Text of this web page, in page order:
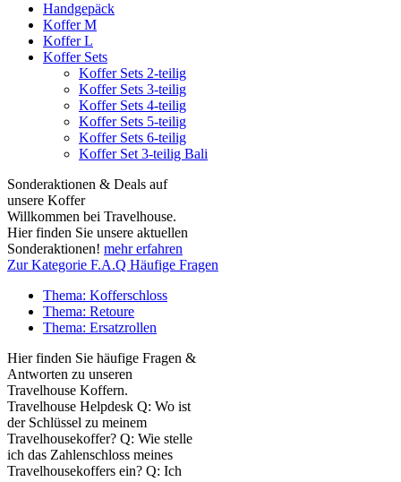
Handgepäck
Koffer M
Koffer L
Koffer Sets
Koffer Sets 2-teilig
Koffer Sets 3-teilig
Koffer Sets 4-teilig
Koffer Sets 5-teilig
Koffer Sets 6-teilig
Koffer Set 3-teilig Bali
Sonderaktionen & Deals auf
unsere Koffer
Willkommen bei Travelhouse.
Hier finden Sie unsere aktuellen
Sonderaktionen! mehr erfahren
Zur Kategorie F.A.Q Häufige Fragen
Thema: Kofferschloss
Thema: Retoure
Thema: Ersatzrollen
Hier finden Sie häufige Fragen &
Antworten zu unseren
Travelhouse Koffern.
Travelhouse Helpdesk Q: Wo ist
der Schlüssel zu meinem
Travelhousekoffer? Q: Wie stelle
ich das Zahlenschloss meines
Travelhousekoffers ein? Q: Ich